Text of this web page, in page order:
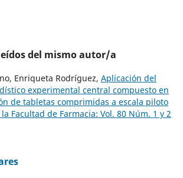
del mismo autor/a
Enriqueta Rodríguez, Aplicación del
experimental central compuesto en
de tabletas comprimidas a escala piloto
Facultad de Farmacia: Vol. 80 Núm. 1 y 2